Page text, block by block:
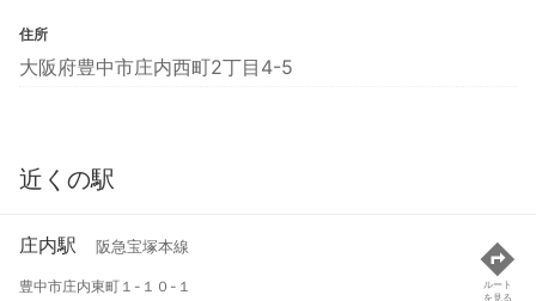
住所
大阪府豊中市庄内西町2丁目4-5
近くの駅
庄内駅 阪急宝塚本線
豊中市庄内東町１-１０-１
ルート
を見る